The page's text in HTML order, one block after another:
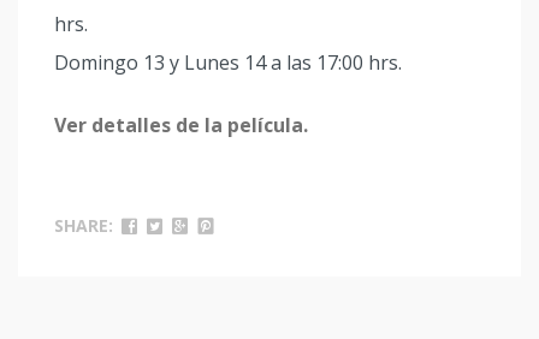
hrs.
Domingo 13 y Lunes 14 a las 17:00 hrs.
Ver detalles de la película.
SHARE: